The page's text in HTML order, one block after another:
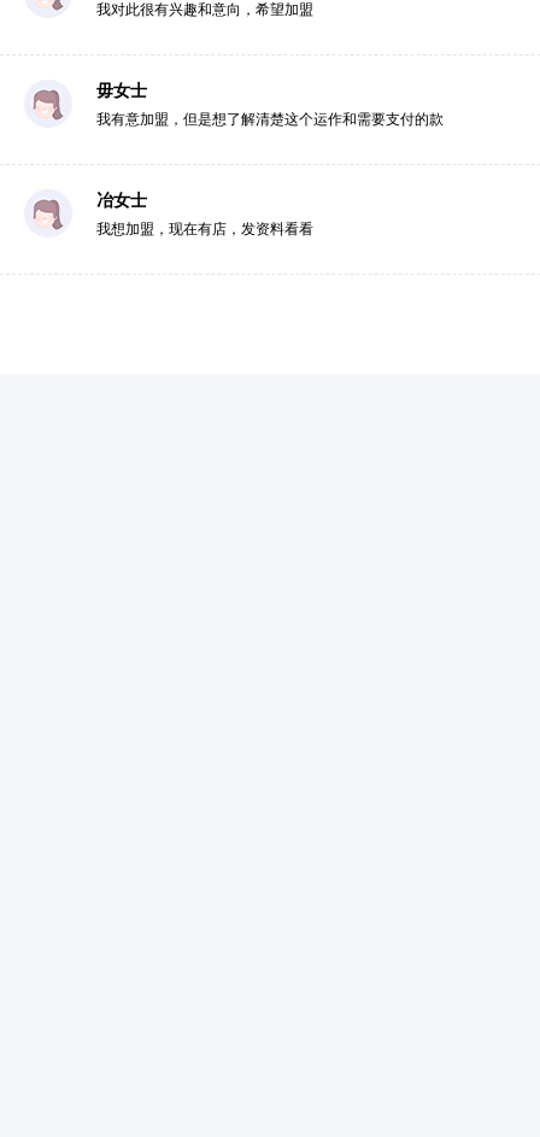
我对此很有兴趣和意向，希望加盟
毋女士
我有意加盟，但是想了解清楚这个运作和需要支付的款
冶女士
我想加盟，现在有店，发资料看看